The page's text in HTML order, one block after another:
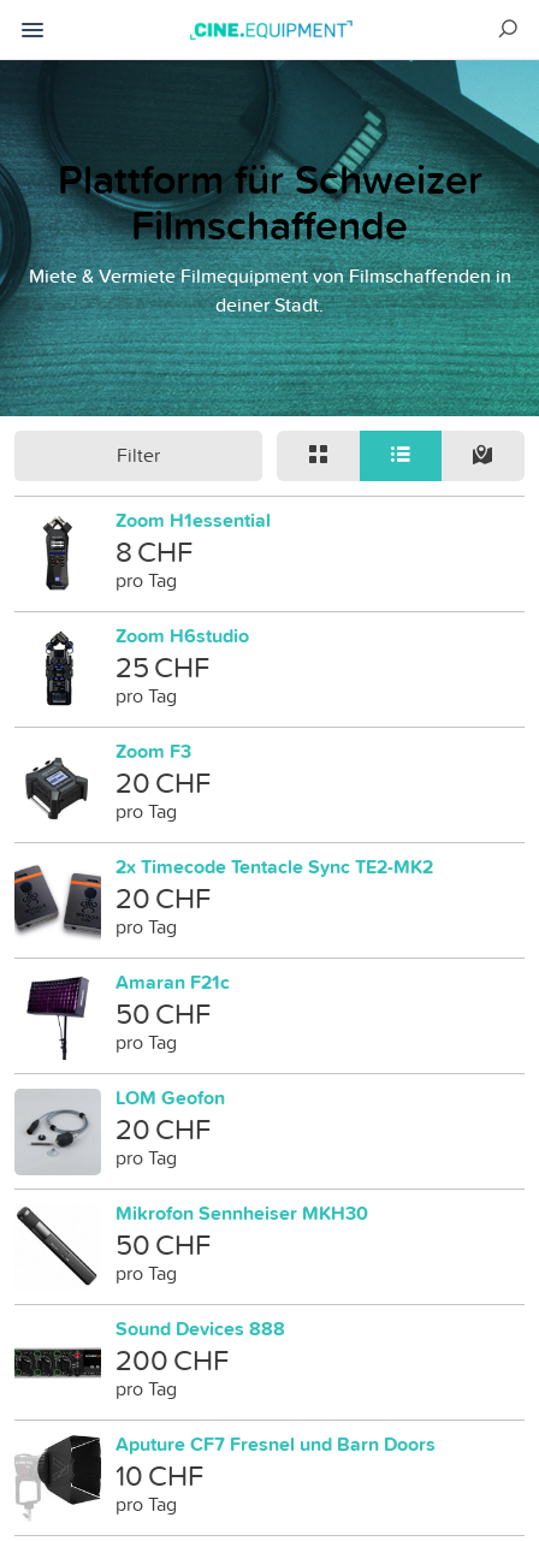
Plattform für Schweizer
Filmschaffende
Miete & Vermiete Filmequipment von Filmschaffenden in
deiner Stadt.
Filter
Zoom H1essential
8 CHF
pro Tag
Zoom H6studio
25 CHF
pro Tag
Zoom F3
20 CHF
pro Tag
2x Timecode Tentacle Sync TE2-MK2
20 CHF
pro Tag
Amaran F21c
50 CHF
pro Tag
LOM Geofon
20 CHF
pro Tag
Mikrofon Sennheiser MKH30
50 CHF
pro Tag
Sound Devices 888
200 CHF
pro Tag
Aputure CF7 Fresnel und Barn Doors
10 CHF
pro Tag